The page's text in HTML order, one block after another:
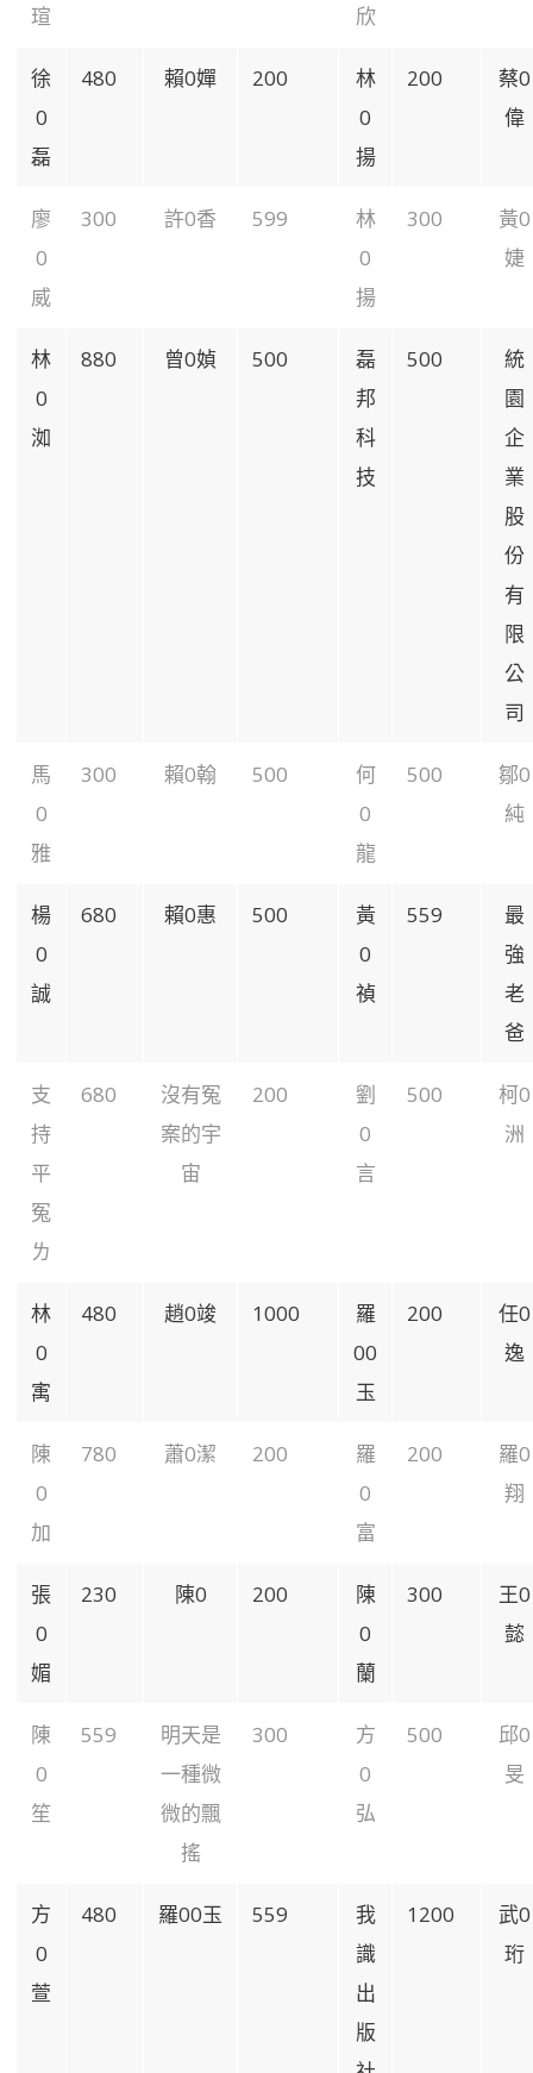
瑄
欣
徐
0
磊
480 賴0嬋 200
林
0
揚
200
蔡0
偉
廖
0
威
300 許0香 599
林
0
揚
300
黃0
婕
林
0
洳
880 曾0媜 500
磊
邦
科
技
500
統
園
企
業
股
份
有
限
公
司
馬
0
雅
300 賴0翰 500
何
0
龍
500
鄒0
純
楊
0
誠
680 賴0惠 500
黃
0
禎
559
最
強
老
爸
支
持
平
冤
ㄌ
680
沒有冤
案的宇
宙
200
劉
0
言
500
柯0
洲
林
0
㝢
480 趙0竣 1000
羅
00
玉
200
任0
逸
陳
0
加
780 蕭0潔 200
羅
0
富
200
羅0
翔
張
0
媚
230 陳0 200
陳
0
蘭
300
王0
懿
陳
0
笙
559
明天是
一種微
微的飄
搖
300
方
0
弘
500
邱0
旻
方
0
萱
480 羅00玉 559
我
識
出
版
1200
武0
珩